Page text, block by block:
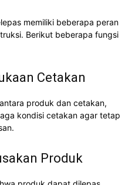
memiliki beberapa peran
Berikut beberapa fungsi
Cetakan
produk dan cetakan,
kondisi cetakan agar tetap
Produk